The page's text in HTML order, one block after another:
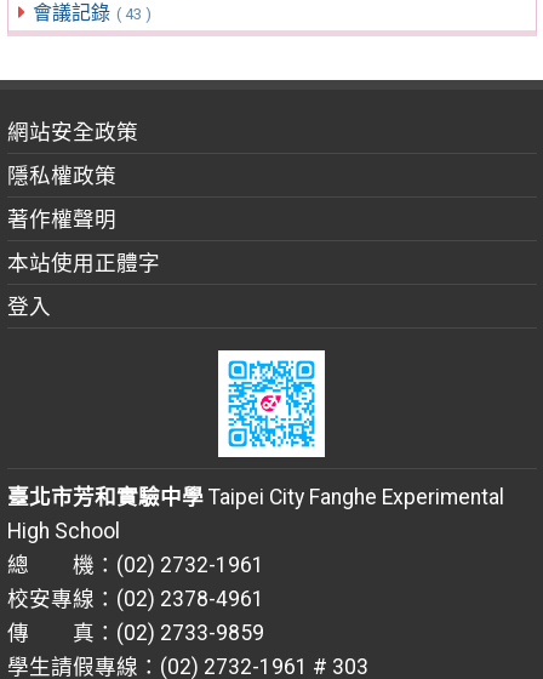
會議記錄 ( 43 )
網站安全政策
隱私權政策
著作權聲明
本站使用正體字
登入
臺北市芳和實驗中學Taipei City Fanghe Experimental
High School
總 機：(02) 2732-1961
校安專線：(02) 2378-4961
傳 真：(02) 2733-9859
學生請假專線：(02) 2732-1961 # 303